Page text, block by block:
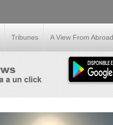
Tribunes A View From Abroad